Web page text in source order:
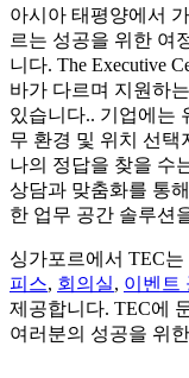
아시아 태평양에서
르는 성공을 위한 여
니다. The Executive
바가 다르며 지원하
있습니다.. 기업에는
무 환경 및 위치 선택
나의 정답을 찾을 수
상담과 맞춤화를 통
한 업무 공간 솔루션
싱가포르에서 TEC
피스, 회의실, 이벤트
제공합니다. TEC에
여러분의 성공을 위